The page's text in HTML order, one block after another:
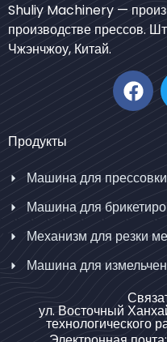
Shuliy Machinery —
производстве прессов.
Чжэнчжоу, Китай.
Продукты
Машина для
Машина для
Механизм для резки
Машина для
ул. Восточный
технологического